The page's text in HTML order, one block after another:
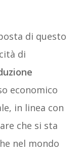
di questo
di
economico
in linea con
che si sta
nel mondo